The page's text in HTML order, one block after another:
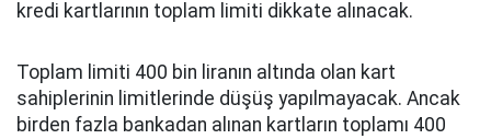
kredi kartlarının toplam limiti dikkate alınacak.
Toplam limiti 400 bin liranın altında olan kart
sahiplerinin limitlerinde düşüş yapılmayacak. Ancak
birden fazla bankadan alınan kartların toplamı 400